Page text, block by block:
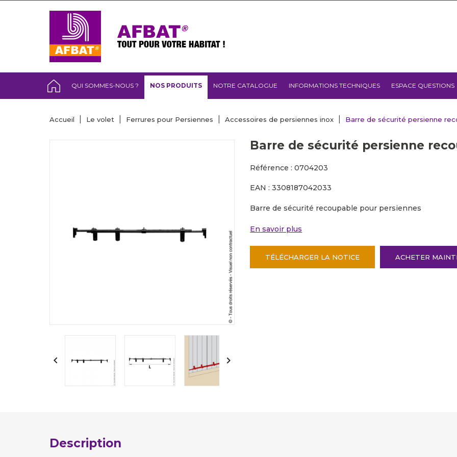
QUI SOMMES-NOUS ? NOS PRODUITS NOTRE CATALOGUE INFORMATIONS TECHNIQUES ESPACE QUESTIONS
Accueil Le volet Ferrures pour Persiennes Accessoires de persiennes inox Barre de sécurité persienne
 
Barre de sécurité persienne
Référence : 0704203
EAN : 3308187042033
Barre de sécurité recoupable pour persiennes
En savoir plus
TÉLÉCHARGER LA NOTICE ACHETER
Description